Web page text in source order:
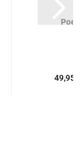
49,95